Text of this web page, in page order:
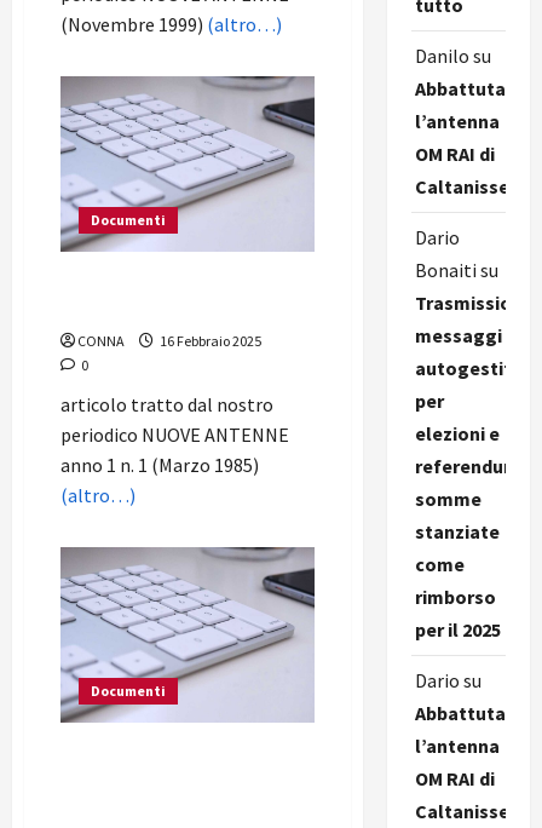
(Novembre 1999) (altro…)
Documenti
CONNA
16 Febbraio 2025
0
articolo tratto dal nostro
periodico NUOVE ANTENNE
anno 1 n. 1 (Marzo 1985)
(altro…)
Documenti
tutto
Danilo su
Abbattuta
l’antenna
OM RAI di
Caltanissetta
Dario
Bonaiti su
Trasmissione
messaggi
autogestiti
per
elezioni e
referendum,
somme
stanziate
come
rimborso
per il 2025
Dario su
Abbattuta
l’antenna
OM RAI di
Caltanissetta